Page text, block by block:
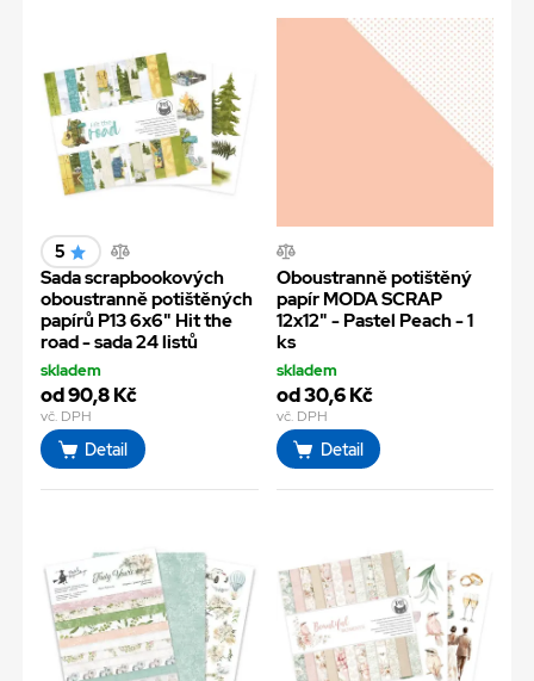
5
Sada scrapbookových
oboustranně potištěných
papírů P13 6x6" Hit the
road - sada 24 listů
skladem
od 90,8 Kč
vč. DPH
Detail
Oboustranně potištěný
papír MODA SCRAP
12x12" - Pastel Peach - 1
ks
skladem
od 30,6 Kč
vč. DPH
Detail